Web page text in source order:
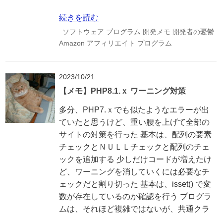
続きを読む
ソフトウェア プログラム 開発メモ 開発者の憂鬱
Amazon アフィリエイト プログラム
2023/10/21
【メモ】PHP8.1.ｘ ワーニング対策
多分、PHP7.ｘでも似たようなエラーが出
ていたと思うけど、重い腰を上げて全部の
サイトの対策を行った 基本は、配列の要素
チェックとＮＵＬＬチェックと配列のチェ
ックを追加する 少しだけコードが増えたけ
ど、ワーニングを消していくには必要なチ
ェックだと割り切った 基本は、isset() で変
数が存在しているのか確認を行う プログラ
ムは、それほど複雑ではないが、共通クラ